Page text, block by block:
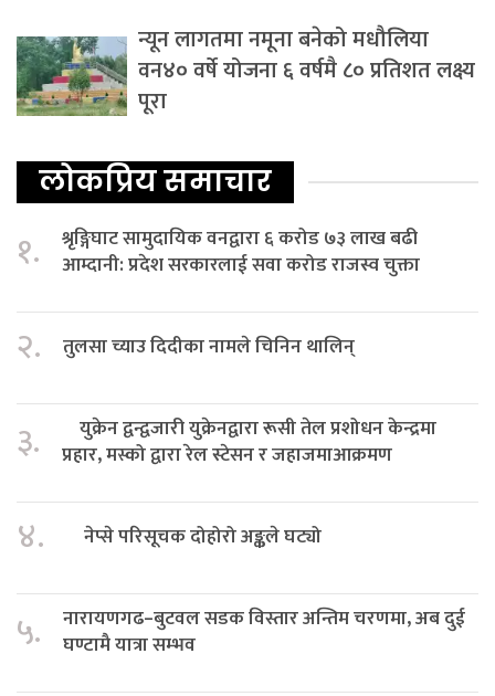
न्यून लागतमा नमूना बनेको मधौलिया
वन४० वर्षे योजना ६ वर्षमै ८० प्रतिशत लक्ष्य
पूरा
लोकप्रिय समाचार
१.
श्रृङ्गिघाट सामुदायिक वनद्वारा ६ करोड ७३ लाख बढी
आम्दानी: प्रदेश सरकारलाई सवा करोड राजस्व चुक्ता
२. तुलसा च्याउ दिदीका नामले चिनिन थालिन्
३.
युक्रेन द्वन्द्वजारी युक्रेनद्वारा रूसी तेल प्रशोधन केन्द्रमा
प्रहार, मस्को द्वारा रेल स्टेसन र जहाजमाआक्रमण
४. नेप्से परिसूचक दोहोरो अङ्कले घट्यो
५.
नारायणगढ–बुटवल सडक विस्तार अन्तिम चरणमा, अब दुई
घण्टामै यात्रा सम्भव